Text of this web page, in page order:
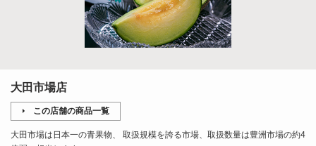
大田市場店
この店舗の商品一覧
大田市場は日本一の青果物、 取扱規模を誇る市場、取扱数量は豊洲市場の約4